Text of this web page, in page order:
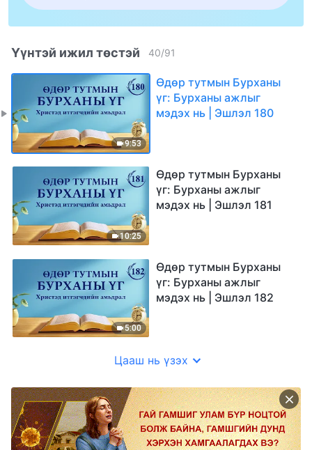
Үүнтэй ижил төстэй 40/91
9:53
Өдөр тутмын Бурханы
үг: Бурханы ажлыг
мэдэх нь | Эшлэл 180
10:25
Өдөр тутмын Бурханы
үг: Бурханы ажлыг
мэдэх нь | Эшлэл 181
5:00
Өдөр тутмын Бурханы
үг: Бурханы ажлыг
мэдэх нь | Эшлэл 182
Цааш нь үзэх